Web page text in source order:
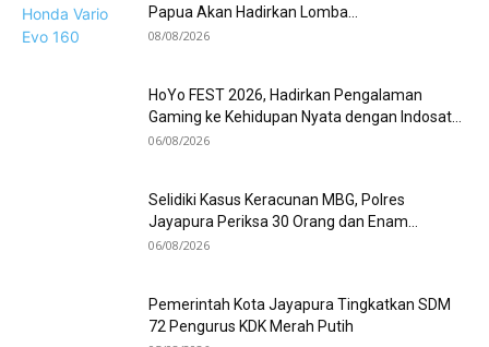
Papua Akan Hadirkan Lomba...
08/08/2026
HoYo FEST 2026, Hadirkan Pengalaman
Gaming ke Kehidupan Nyata dengan Indosat...
06/08/2026
Selidiki Kasus Keracunan MBG, Polres
Jayapura Periksa 30 Orang dan Enam...
06/08/2026
Pemerintah Kota Jayapura Tingkatkan SDM
72 Pengurus KDK Merah Putih